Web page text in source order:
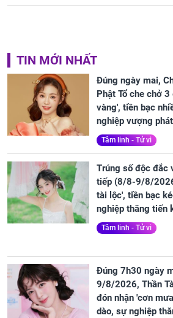
TIN MỚI NHẤT
Đúng ngày mai,
Phật Tổ che chở
vàng', tiền bạc
nghiệp vượng phát
Tâm linh - Tử vi
Trúng số độc đắc
tiếp (8/8-9/8/
tài lộc', tiền bạc
nghiệp thăng tiến
Tâm linh - Tử vi
Đúng 7h30 ngày
9/8/2026, Thần
đón nhận 'cơn
dào, sự nghiệp